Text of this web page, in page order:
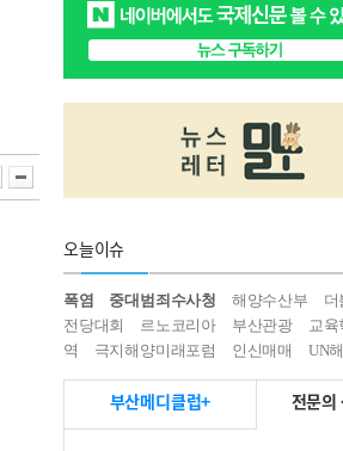
오늘이슈
폭염 중대범죄수사청 해양수산부
더
전당대회
르노코리아 부산관광
교육
역
극지해양미래포럼 인신매매 UN
부산메디클럽+ 전문의